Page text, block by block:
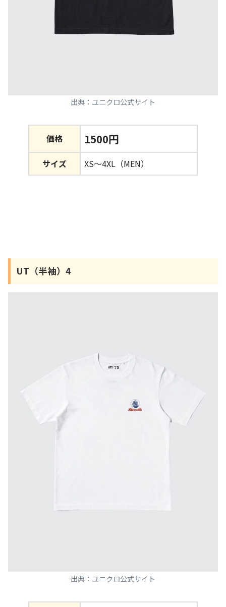
出典：ユニクロ公式サイト
価格 1500円
サイズ XS～4XL（MEN）
UT（半袖）4
出典：ユニクロ公式サイト